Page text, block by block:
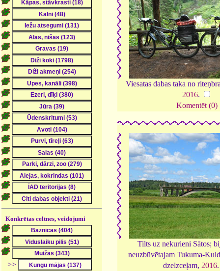
Konkrētas celtnes, veidojumi
>>
Viesatas dabas taka no
2016.
Komentēt (0)
Tilts uz nekurieni Sātos;
neuzbūvētajam Tukuma-
dzelzceļam, 2016